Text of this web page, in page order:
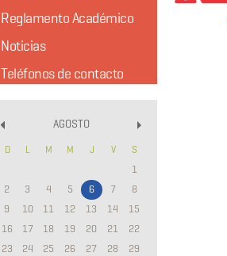
Reglamento Académico
Noticias
Teléfonos de contacto
AGOSTO
D L M M J V S
1
2
3 4 5 6 7
8
9
10 11 12 13 14
15
16
17 18 19 20 21
22
23
24 25 26 27 28
29